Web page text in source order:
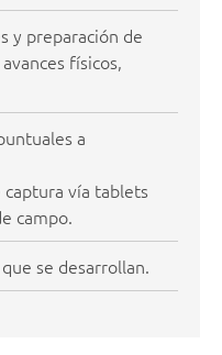
y preparación de
físicos,
a
vía tablets
campo.
se desarrollan.